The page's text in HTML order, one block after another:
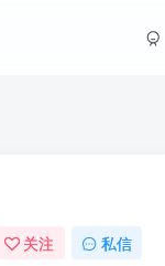
关注 私信